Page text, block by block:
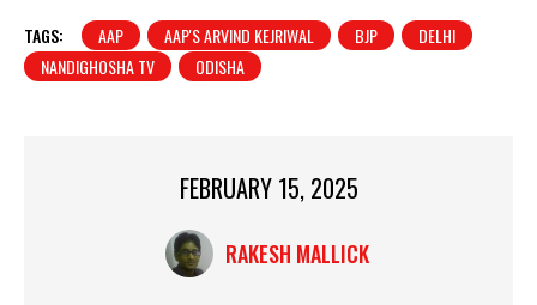
TAGS: AAP AAP'S ARVIND KEJRIWAL BJP
DELHI
NANDIGHOSHA TV
ODISHA
FEBRUARY 15, 2025
RAKESH MALLICK